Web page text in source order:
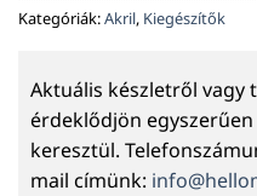
Kategóriák:Akril, Kiegészítők
Aktuális készletről
érdeklődjön
keresztül.
mail címünk: